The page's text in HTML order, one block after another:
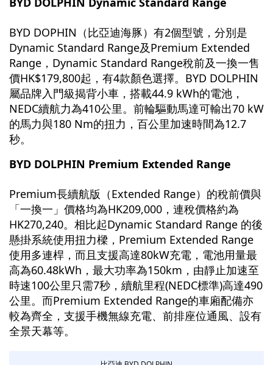
BYD DOPHIN（比亞迪海豚）有2個型號，分別是
Dynamic Standard Range及Premium Extended
Range，Dynamic Standard Range稅前及一換一售
價HK$179,800起，有4款顏色選擇。BYD DOLPHIN
屬品牌入門級揭背小車，搭載44.9 kWh的電池，
NEDC續航力為410公里。前輪驅動馬達可輸出70 kW
的馬力與180 Nm的扭力，百公里加速時間為12.7
秒。
BYD DOLPHIN Premium Extended Range
Premium長續航版（Extended Range）的稅前價與
「一換一」價格均為HK209,000，連稅價格約為
HK270,240。相比起Dynamic Standard Range 的後
懸掛系統使用扭力樑，Premium Extended Range
使用多連桿，而且支援高達80kW充電，電池用量最
高為60.48kWh，最大功率為150km，由靜止加速至
時速100公里只需7秒，續航里程(NEDC標準)高達490
公里。而Premium Extended Range的車廂配備亦
較為齊全，支援手機無線充電、前排座位通風、設有
全景天幕等。